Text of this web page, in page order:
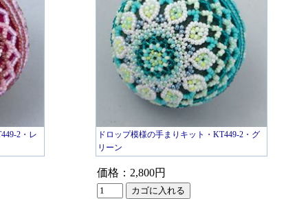
2・レ
ドロップ模様の手まりキット・KT449-2・グ
リーン
価格：2,800円